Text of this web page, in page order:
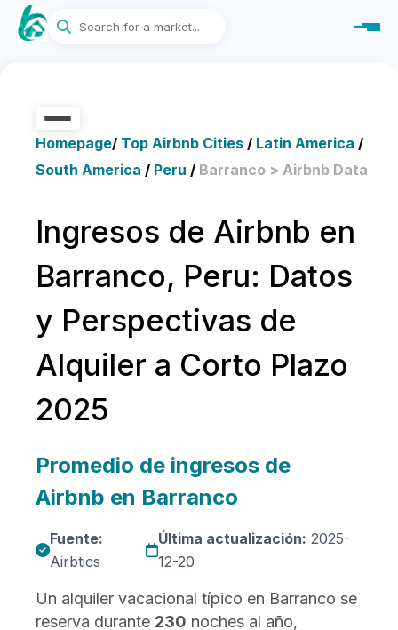
Homepage/ Top Airbnb Cities / Latin America /
South America / Peru / Barranco > Airbnb Data
Ingresos de Airbnb en
Barranco, Peru: Datos
y Perspectivas de
Alquiler a Corto Plazo
2025
Promedio de ingresos de
Airbnb en Barranco
Fuente:
Airbtics
Última actualización: 2025-
12-20
Un alquiler vacacional típico en Barranco se
reserva durante 230 noches al año,